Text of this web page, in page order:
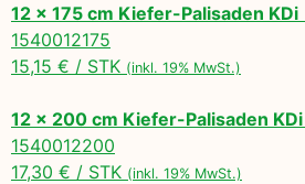
12 x 175 cm Kiefer-Palisaden KDi
1540012175
15,15 € / STK (inkl. 19% MwSt.)
12 x 200 cm Kiefer-Palisaden KDi
1540012200
17,30 € / STK (inkl. 19% MwSt.)